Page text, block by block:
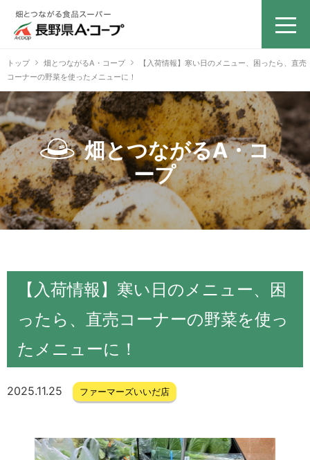
トップ 畑とつながるA・コープ
【入荷情報】寒い日のメニュー、困ったら、直売
コーナーの野菜を使ったメニューに！
畑とつながるA・コ
ープ
【入荷情報】寒い日のメニュー、困
ったら、直売コーナーの野菜を使っ
たメニューに！
2025.11.25 ファーマーズいいだ店